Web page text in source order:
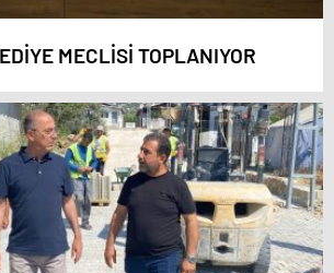
MECLİSİ TOPLANIYOR